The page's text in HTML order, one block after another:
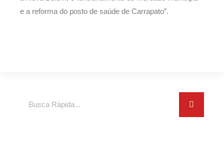
e a reforma do posto de saúde de Carrapato”.